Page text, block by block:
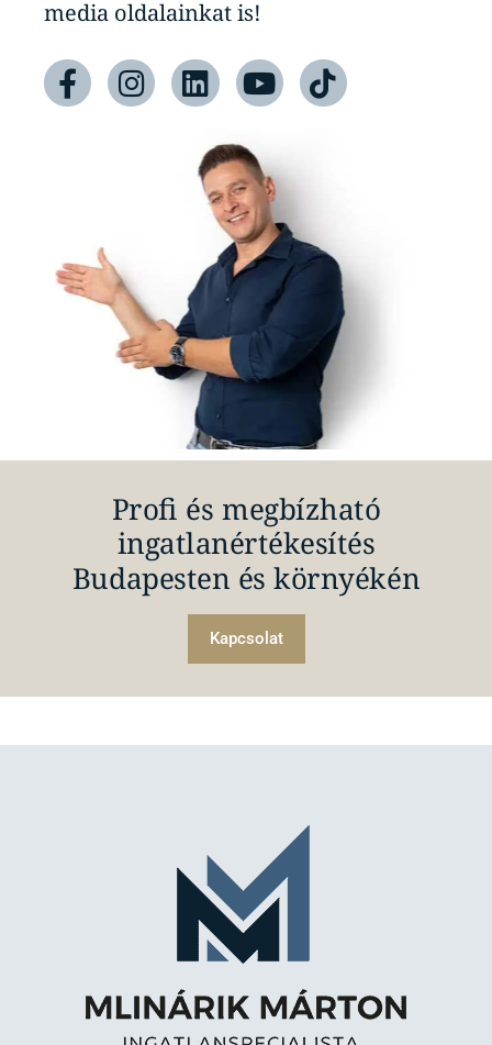
media oldalainkat is!
Profi és megbízható
ingatlanértékesítés
Budapesten és környékén
Kapcsolat